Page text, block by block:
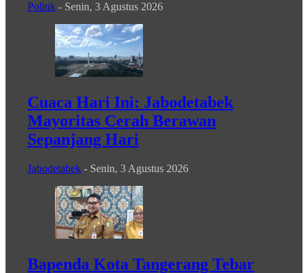
Politik - Senin, 3 Agustus 2026
Cuaca Hari Ini: Jabodetabek
Mayoritas Cerah Berawan
Sepanjang Hari
Jabodetabek - Senin, 3 Agustus 2026
Bapenda Kota Tangerang Tebar